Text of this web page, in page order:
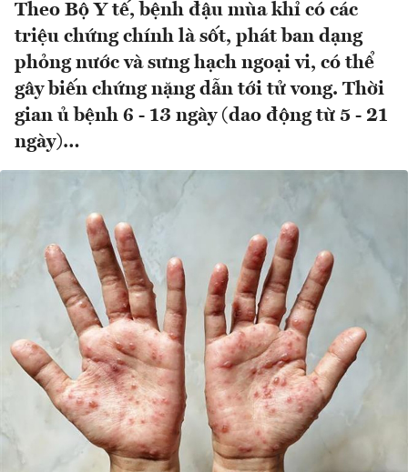
Theo Bộ Y tế, bệnh đậu mùa khỉ có các
triệu chứng chính là sốt, phát ban dạng
phỏng nước và sưng hạch ngoại vi, có thể
gây biến chứng nặng dẫn tới tử vong. Thời
gian ủ bệnh 6 - 13 ngày (dao động từ 5 - 21
ngày)…